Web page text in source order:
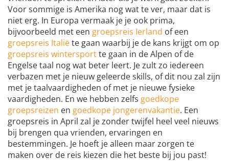
Voor sommige is Amerika nog wat te ver, maar dat is
niet erg. In Europa vermaak je je ook prima,
bijvoorbeeld met een groepsreis Ierland of een
groepsreis Italiëte gaan waarbij je de kans krijgt om op
groepsreis wintersportte gaan in de Alpen of de
Engelse taal nog wat beter leert. Je zult zo iedereen
verbazen met je nieuw geleerde skills, of dit nou zal zijn
met je taalvaardigheden of met je nieuwe fysieke
vaardigheden. En we hebben zelfs goedkope
groepsreizen en goedkope jongerenvakantie. Een
groepsreis in April zal je zonder twijfel heel veel nieuws
bij brengen qua vrienden, ervaringen en
bestemmingen. Je hoeft je alleen maar zorgen te
maken over de reis kiezen die het beste bij jou past!